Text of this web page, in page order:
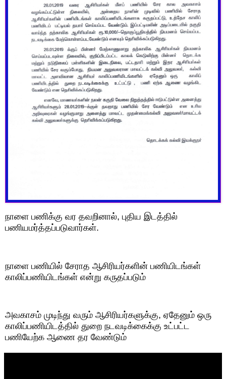
நாளை பணிக்கு வர தவறினால், புதிய இடத்தில்
பணியமர்த்தப்படுவார்கள்.
நாளை பணியில் சேராத ஆசிரியர்களின் பணியிடங்கள்
காலிப்பணியிடங்கள் என்று கருதப்படும்
அவகாசம் முடிந்து வரும் ஆசிரியர்களுக்கு, ஏதேனும் ஒரு
காலிப்பணியிடத்தில் துறை நடவடிக்கைக்கு உட்பட்ட
பணியேற்க ஆணை தர வேண்டும்